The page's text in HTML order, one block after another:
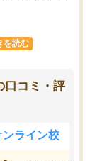
を読む
口コミ・評
ンライン校